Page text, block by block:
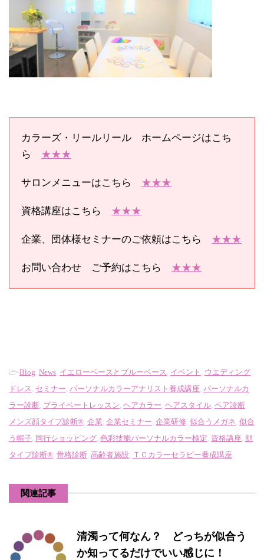
カラーズ・リールリール ホームページはこち
ら ★★★
サロンメニューはこちら ★★★
資格講座はこちら ★★★
企業、団体様セミナーのご依頼はこちら ★★★
お問い合わせ ご予約はこちら ★★★
-Blog News イエローベースとブルーベース イベント
ウエディング
ドレス セミナー パーソナルカラーアナリスト養成講座 パーソナルカ
ラー診断 プライベートレッスン ヘアカラー ヘアスタイル ペア診断
メンズ顔タイプ診断® 企業 企業セミナー 企業研修 似合うメガネ 似合
う帽子 同行ショッピング 色彩技能パーソナルカラー検定 資格講座 顔
タイプ診断® 骨格診断 高齢者施設 ＴＣカラーセラピー養成講座
関連記事
清濁って何なん？ どっちが似合う
か知ってるだけでいい感じに！